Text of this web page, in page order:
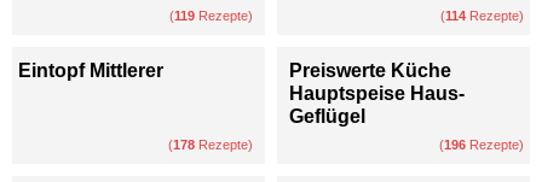
(119 Rezepte) (114 Rezepte)
Eintopf Mittlerer
(178 Rezepte)
Preiswerte Küche
Hauptspeise Haus-
Geflügel
(196 Rezepte)